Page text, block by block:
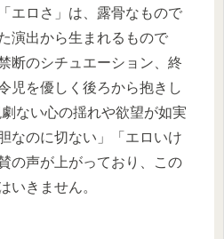
エロさ」は、露骨なもので
演出から生まれるもので
断のシチュエーション、終
児を優しく後ろから抱きし
ない心の揺れや欲望が如実
なのに切ない」「エロいけ
の声が上がっており、この
いきません。